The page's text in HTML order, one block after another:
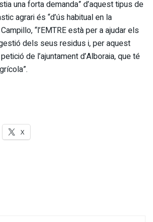
una forta demanda” d’aquest tipus de
agrari és “d’ús habitual en la
“l’EMTRE està per a ajudar els
dels seus residus i, per aquest
de l’ajuntament d’Alboraia, que té
X